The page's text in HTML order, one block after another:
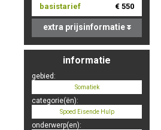
basistarief € 550
extra prijsinformatie
informatie
gebied:
Somatiek
categorie(ën):
Spoed Eisende Hulp
onderwerp(en):